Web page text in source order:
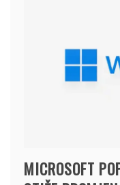
MICROSOFT